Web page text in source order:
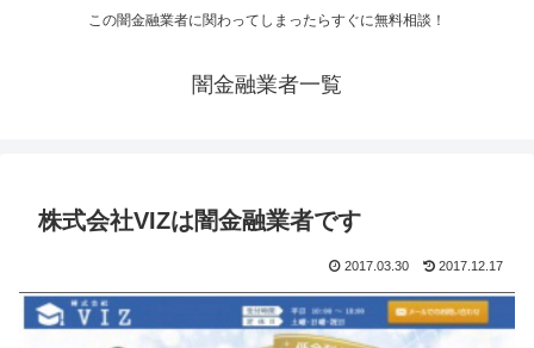
この闇金融業者に関わってしまったらすぐに無料相談！
闇金融業者一覧
株式会社VIZは闇金融業者です
2017.03.30 2017.12.17